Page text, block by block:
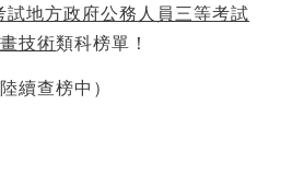
試地方政府公務人員三等考試
技術類科榜單！
陸續查榜中）